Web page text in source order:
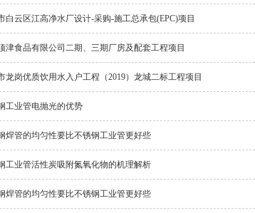
白云区江高净水厂设计-采购-施工总承包(EPC)项目
津食品有限公司二期、三期厂房及配套工程项目
龙岗优质饮用水入户工程（2019）龙城二标工程项目
工业管电抛光的优势
焊管的均匀性要比不锈钢工业管更好些
工业管活性炭吸附氮氧化物的机理解析
焊管的均匀性要比不锈钢工业管更好些